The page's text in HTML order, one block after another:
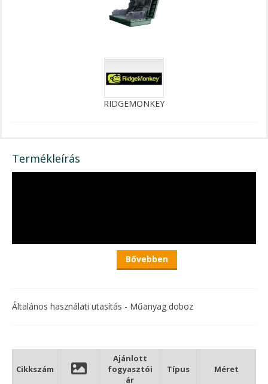
RIDGEMONKEY
Termékleírás
Tartsa az összes felszerelését egy helyen anélkül, hogy túl sok
helyet foglalna, köszönhetően az Armory Lite Tackle Boxnak.
Bővebben
Általános használati utasítás - Műanyag doboz
Cikkszám
Ajánlott
fogyasztói
ár
Típus Méret